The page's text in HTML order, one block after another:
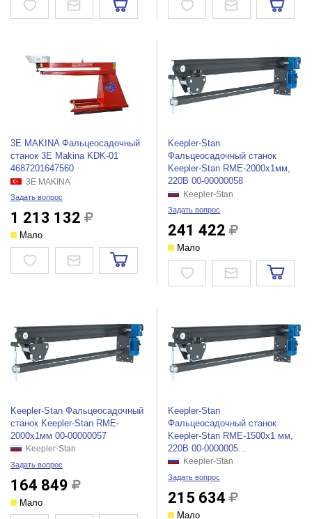
3E MAKINA Фальцеосадочный
станок 3E Makina KDK-01
4687201647560
3E MAKINA
Задать вопрос
1 213 132
Мало
Keepler-Stan
Фальцеосадочный станок
Keepler-Stan RME-2000x1мм,
220В 00-00000058
Keepler-Stan
Задать вопрос
241 422
Мало
Keepler-Stan Фальцеосадочный
станок Keepler-Stan RME-
2000x1мм 00-00000057
Keepler-Stan
Задать вопрос
164 849
Мало
Keepler-Stan
Фальцеосадочный станок
Keepler-Stan RME-1500x1 мм,
220В 00-0000005...
Keepler-Stan
Задать вопрос
215 634
Мало